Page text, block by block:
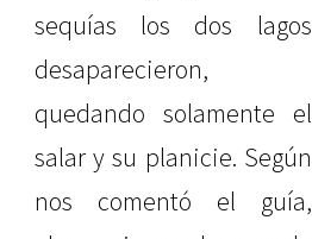
sequías los dos lagos
desaparecieron,
quedando solamente el
salar y su planicie. Según
nos comentó el guía,